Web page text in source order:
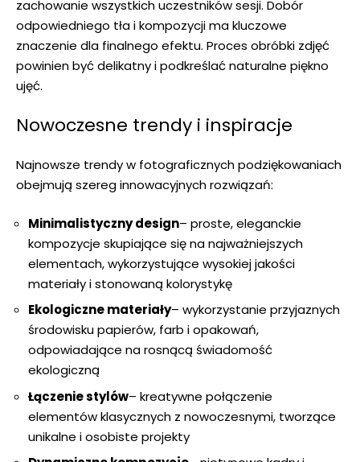
zachowanie wszystkich uczestników sesji. Dobór
odpowiedniego tła i kompozycji ma kluczowe
znaczenie dla finalnego efektu. Proces obróbki zdjęć
powinien być delikatny i podkreślać naturalne piękno
ujęć.
Nowoczesne trendy i inspiracje
Najnowsze trendy w fotograficznych podziękowaniach
obejmują szereg innowacyjnych rozwiązań:
Minimalistyczny design– proste, eleganckie
kompozycje skupiające się na najważniejszych
elementach, wykorzystujące wysokiej jakości
materiały i stonowaną kolorystykę
Ekologiczne materiały– wykorzystanie przyjaznych
środowisku papierów, farb i opakowań,
odpowiadające na rosnącą świadomość
ekologiczną
Łączenie stylów– kreatywne połączenie
elementów klasycznych z nowoczesnymi, tworzące
unikalne i osobiste projekty